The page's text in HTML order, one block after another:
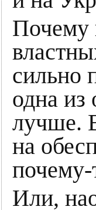
Почему
сильно
одна из
лучше.
на
почему-
Или,